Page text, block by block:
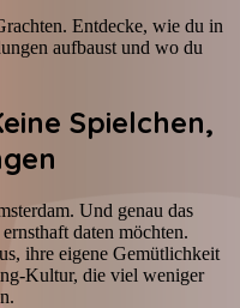
Entdecke, wie du in
aufbaust und wo du
Spielchen,
Und genau das
daten möchten.
ihre eigene Gemütlichkeit
Kultur, die viel weniger